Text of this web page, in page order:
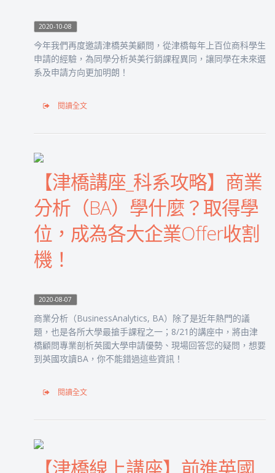
2020-10-08
今年我們再度邀請津橋英美顧問，從津橋每年上百位商科學生
申請的經驗，為同學分析英美行銷課程異同，讓同學在未來選
系及申請方向更加明朗！
閱讀全文
【津橋講座_科系攻略】商業
分析（BA）學什麼？取得學
位，成為各大企業Offer收割
機！
2020-08-07
商業分析（BusinessAnalytics, BA）除了是近年熱門的議
題，也是各所大學最搶手課程之一；8/21的講座中，將由津
橋顧問專業剖析英國大學申請優勢、現場回答您的疑問，想要
到英國攻讀BA，你不能錯過這些資訊！
閱讀全文